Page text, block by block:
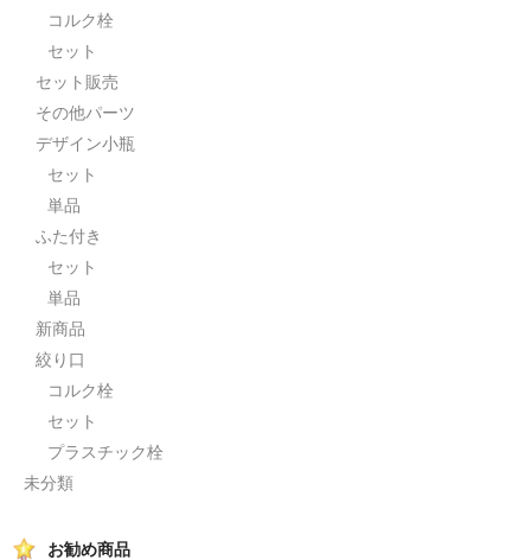
コルク栓
セット
セット販売
その他パーツ
デザイン小瓶
セット
単品
ふた付き
セット
単品
新商品
絞り口
コルク栓
セット
プラスチック栓
未分類
お勧め商品